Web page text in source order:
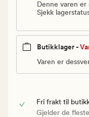
Denne varen
Sjekk
Butikklager -
Varen er
Fri frakt til
Gjelder de